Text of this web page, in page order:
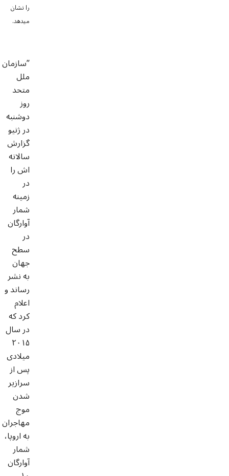
را نشان
میدهد.
”سازمان
ملل
متحد
روز
دوشنبه
در ژنیو
گزارش
سالانه
اش را
در
زمینه
شمار
آوارگان
در
سطح
جهان
به نشر
رساند و
اعلام
کرد که
در سال
۲۰۱۵
میلادی
پس از
سرازیر
شدن
موج
مهاجران
به اروپا،
شمار
آوارگان